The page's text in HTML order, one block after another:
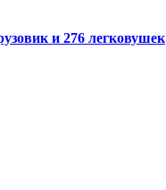
и 276 легковушек